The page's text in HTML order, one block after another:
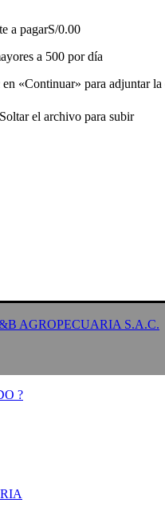
a pagarS/0.00
a 500 por día
«Continuar» para adjuntar
Soltar el archivo para subir
?